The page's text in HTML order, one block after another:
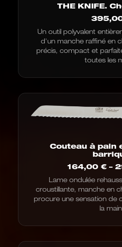
THE KNIFE.
Un outil polyvalent
d'un manche raffiné en
précis, compact et
toutes les
Couteau à pain
164,00 € –
Lame ondulée
croustillante, manche en
procure une sensation de
la